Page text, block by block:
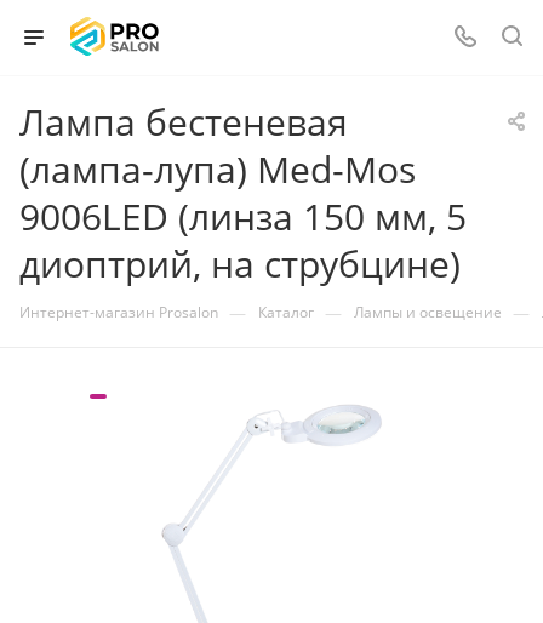
Лампа бестеневая
(лампа-лупа) Med-Mos
9006LED (линза 150 мм, 5
диоптрий, на струбцине)
Интернет-магазин Prosalon — Каталог — Лампы и освещение —